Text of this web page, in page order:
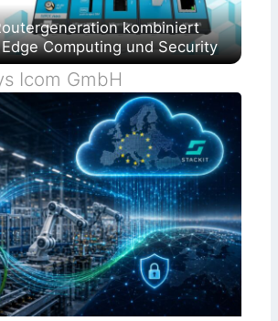
kombiniert
Computing und Security
Icom GmbH